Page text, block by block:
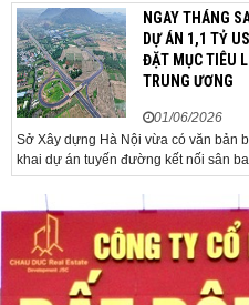
trường quốc tế
USD/ounce,
sáng. Trong
NGAY THÁNG
DỰ ÁN 1,1 TỶ
ĐẶT MỤC TIÊU
TRUNG ƯƠNG
01/06/2026
Sở Xây dựng Hà Nội vừa có văn bản
khai dự án tuyến đường kết nối sân
nay, công tác giải phóng mặt bằng
nhiều kết...